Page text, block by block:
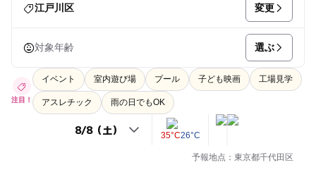
江戸川区 変更
対象年齢 選ぶ
注目！
イベント 室内遊び場 プール 子ども映画 工場見学
アスレチック 雨の日でもOK
35°C26°C
予報地点：東京都千代田区